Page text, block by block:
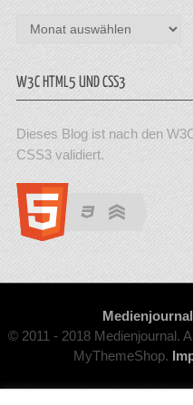
Archiv
W3C HTML5 UND CSS3
Dieses Blog ist nach den
CSS3 validiert.
Medienjournal
© 2011 - 2018 Medienjournal.
MyThemeShop.